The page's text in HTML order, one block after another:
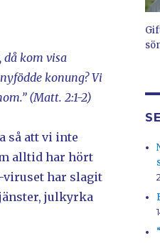
då kom visa
konung? Vi
(Matt. 2:1-2)
så att vi inte
alltid har hört
viruset har slagit
julkyrka